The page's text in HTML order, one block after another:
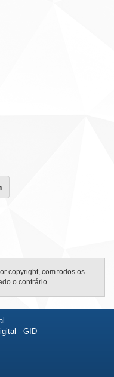
copyright, com todos os
o contrário.
- GID